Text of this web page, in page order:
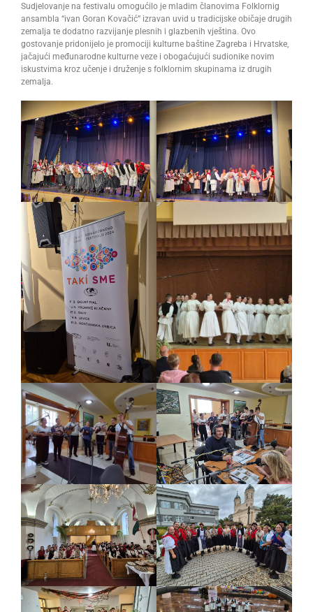
Sudjelovanje na festivalu omogućilo je mladim članovima Folklornig
ansambla “ivan Goran Kovačić” izravan uvid u tradicijske običaje drugih
zemalja te dodatno razvijanje plesnih i glazbenih vještina. Ovo
gostovanje pridonijelo je promociji kulturne baštine Zagreba i Hrvatske,
jačajući međunarodne kulturne veze i obogaćujući sudionike novim
iskustvima kroz učenje i druženje s folklornim skupinama iz drugih
zemalja.